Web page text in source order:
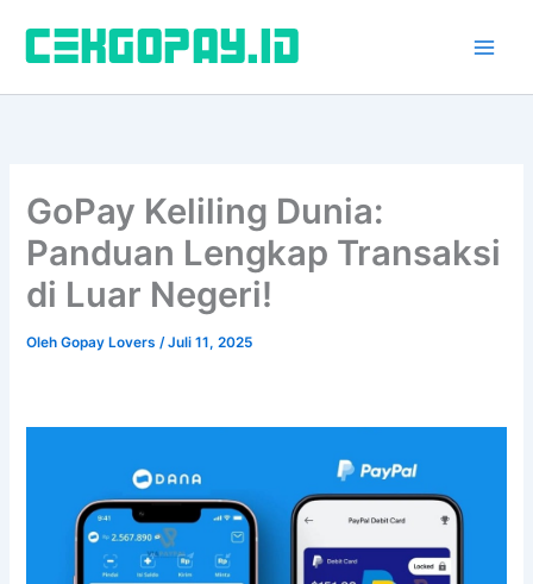
konten
GoPay Keliling Dunia:
Panduan Lengkap Transaksi
di Luar Negeri!
OlehGopay Lovers/Juli 11, 2025